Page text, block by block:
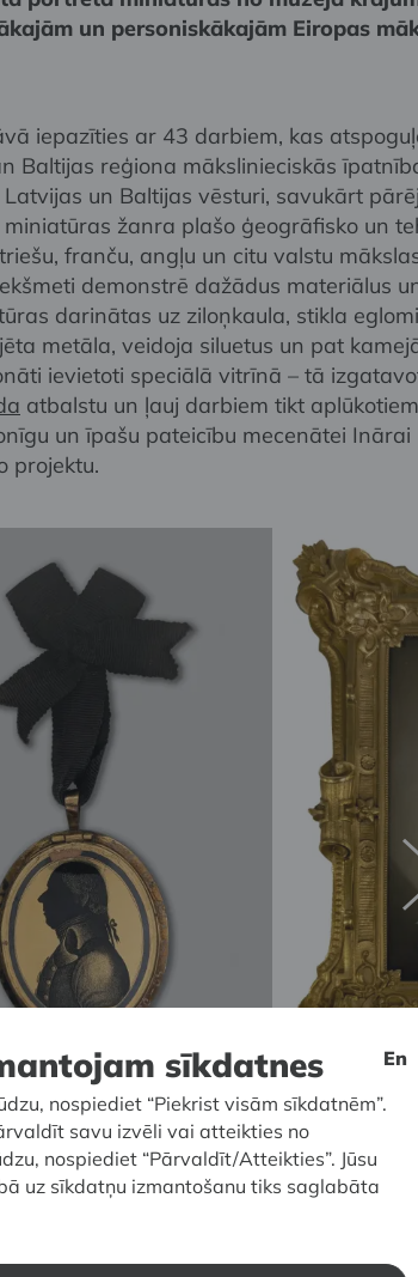
un personiskākajām Eiropas
iepazīties ar 43 darbiem, kas
Baltijas reģiona mākslinieciskās
un Baltijas vēsturi, savukārt
žanra plašo ģeogrāfisko un
franču, angļu un citu valstu
demonstrē dažādus materiālus
darinātas uz ziloņkaula, stikla
metāla, veidoja siluetus un pat
ievietoti speciālā vitrīnā – tā
atbalstu un ļauj darbiem tikt aplūkotiem
un īpašu pateicību mecenātei Inārai
projektu.
Bīriha portrets. 18.
eglomisē tehnika. No
kolekcijas. Foto: Kristīne
Hillers.
Porcelāns,
Jansone
En
sīkdatnes
nospiediet “Piekrist visām sīkdatnēm”.
savu izvēli vai atteikties no
nospiediet “Pārvaldīt/Atteikties”. Jūsu
uz sīkdatņu izmantošanu tiks saglabāta